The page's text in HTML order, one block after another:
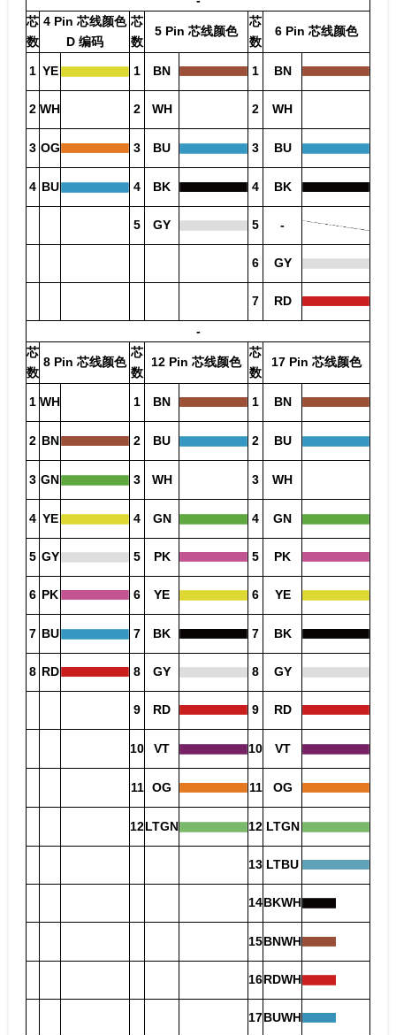
芯
数
4 Pin 芯线颜色
D 编码
芯
数
5 Pin 芯线颜色
芯
数
6 Pin 芯线颜色
1 YE 1 BN 1 BN
2 WH 2 WH 2 WH
3 OG 3 BU 3 BU
4 BU 4 BK 4 BK
5 GY 5 -
6 GY
7 RD
-
芯
数
8 Pin 芯线颜色
芯
数
12 Pin 芯线颜色
芯
数
17 Pin 芯线颜色
1 WH 1 BN 1 BN
2 BN 2 BU 2 BU
3 GN 3 WH 3 WH
4 YE 4 GN 4 GN
5 GY 5 PK 5 PK
6 PK 6 YE 6 YE
7 BU 7 BK 7 BK
8 RD 8 GY 8 GY
9 RD 9 RD
10 VT 10 VT
11 OG 11 OG
12LTGN 12 LTGN
13 LTBU
14BKWH
15BNWH
16RDWH
17BUWH